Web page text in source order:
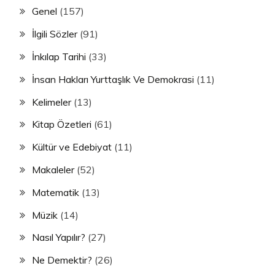
Genel (157)
İlgili Sözler(91)
İnkılap Tarihi (33)
İnsan Hakları Yurttaşlık Ve Demokrasi (11)
Kelimeler(13)
Kitap Özetleri (61)
Kültür ve Edebiyat (11)
Makaleler(52)
Matematik (13)
Müzik (14)
Nasıl Yapılır? (27)
Ne Demektir? (26)